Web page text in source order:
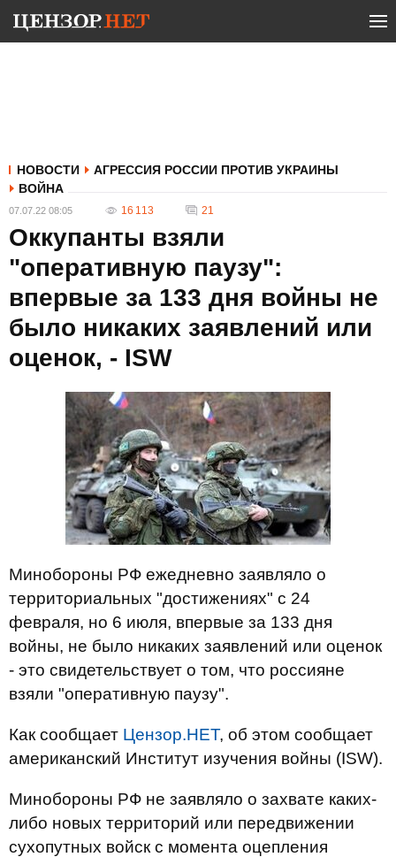
НОВОСТИ
АГРЕССИЯ РОССИИ ПРОТИВ УКРАИНЫ
ВОЙНА
07.07.22 08:05 16 113 21
Оккупанты взяли
"оперативную паузу":
впервые за 133 дня войны не
было никаких заявлений или
оценок, - ISW
Минобороны РФ ежедневно заявляло о
территориальных "достижениях" с 24
февраля, но 6 июля, впервые за 133 дня
войны, не было никаких заявлений или оценок
- это свидетельствует о том, что россияне
взяли "оперативную паузу".
Как сообщает Цензор.НЕТ, об этом сообщает
американский Институт изучения войны (ISW).
Минобороны РФ не заявляло о захвате каких-
либо новых территорий или передвижении
сухопутных войск с момента оцепления